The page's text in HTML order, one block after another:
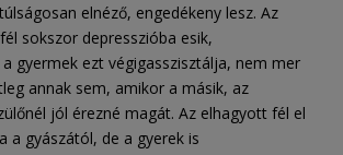
elnéző, engedékeny lesz. Az
sokszor depresszióba esik,
gyermek ezt végigasszisztálja, nem mer
annak sem, amikor a másik, az
jól érezné magát. Az elhagyott fél el
a gyászától, de a gyerek is